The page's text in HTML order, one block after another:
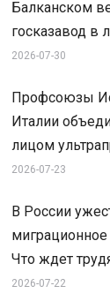
Балканском
госказавод в
2026-07-30
Профсоюзы
Италии
лицом
2026-07-23
В России
миграционное
Что ждет
2026-07-22